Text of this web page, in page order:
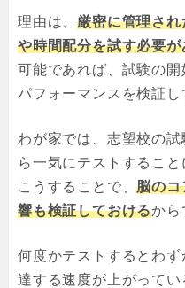
理由は、厳密に管理さ
や時間配分を試す必要が
可能であれば、試験の
パフォーマンスを検証し
わが家では、志望校の
ら一気にテストすること
こうすることで、脳のコ
響も検証しておけるから
何度かテストするとわ
達する速度が上がってい